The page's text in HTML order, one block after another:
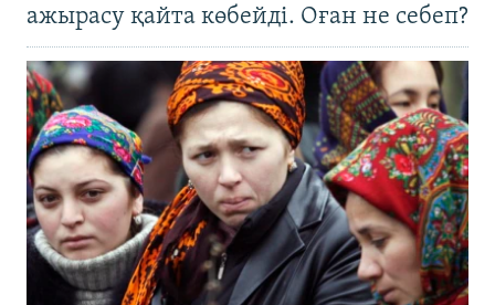
ажырасу қайта көбейді. Оған не себеп?